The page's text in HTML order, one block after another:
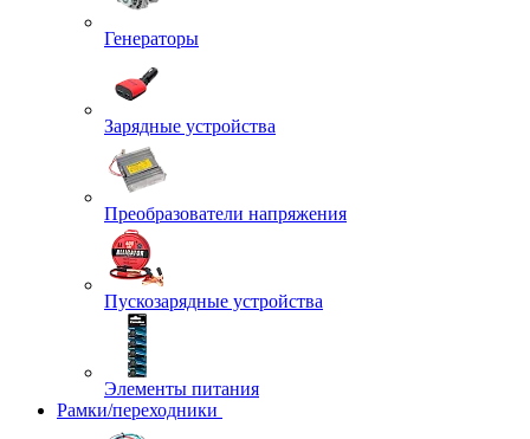
Генераторы
Зарядные устройства
Преобразователи напряжения
Пускозарядные устройства
Элементы питания
Рамки/переходники